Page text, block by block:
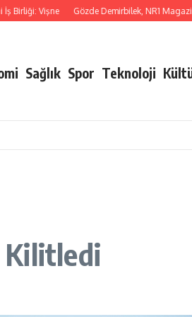
Vişne Gözde Demirbilek, NR1
Sağlık Spor Teknoloji
Kilitledi